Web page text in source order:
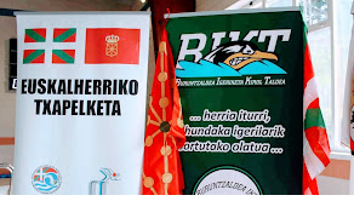
BEREZIAK | ESPECIALES